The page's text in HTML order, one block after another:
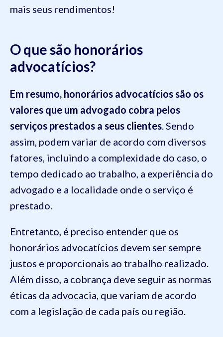
mais seus rendimentos!
O que são honorários
advocatícios?
Em resumo, honorários advocatícios são os
valores que um advogado cobra pelos
serviços prestados a seus clientes. Sendo
assim, podem variar de acordo com diversos
fatores, incluindo a complexidade do caso, o
tempo dedicado ao trabalho, a experiência do
advogado e a localidade onde o serviço é
prestado.
Entretanto, é preciso entender que os
honorários advocatícios devem ser sempre
justos e proporcionais ao trabalho realizado.
Além disso, a cobrança deve seguir as normas
éticas da advocacia, que variam de acordo
com a legislação de cada país ou região.